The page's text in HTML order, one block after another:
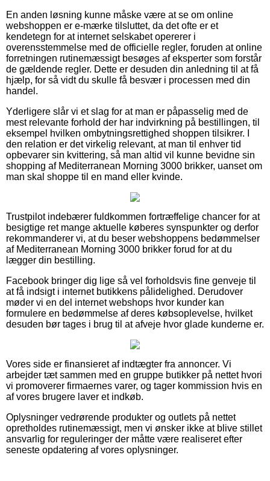
En anden løsning kunne måske være at se om online
webshoppen er e-mærke tilsluttet, da det ofte er et
kendetegn for at internet selskabet opererer i
overensstemmelse med de officielle regler, foruden at online
forretningen rutinemæssigt besøges af eksperter som forstår
de gældende regler. Dette er desuden din anledning til at få
hjælp, for så vidt du skulle få besvær i processen med din
handel.
Yderligere slår vi et slag for at man er påpasselig med de
mest relevante forhold der har indvirkning på bestillingen, til
eksempel hvilken ombytningsrettighed shoppen tilsikrer. I
den relation er det virkelig relevant, at man til enhver tid
opbevarer sin kvittering, så man altid vil kunne bevidne sin
shopping af Mediterranean Morning 3000 brikker, uanset om
man skal shoppe til en mand eller kvinde.
Trustpilot indebærer fuldkommen fortræffelige chancer for at
besigtige ret mange aktuelle køberes synspunkter og derfor
rekommanderer vi, at du beser webshoppens bedømmelser
af Mediterranean Morning 3000 brikker forud for at du
lægger din bestilling.
Facebook bringer dig lige så vel forholdsvis fine genveje til
at få indsigt i internet butikkens pålidelighed. Derudover
møder vi en del internet webshops hvor kunder kan
formulere en bedømmelse af deres købsoplevelse, hvilket
desuden bør tages i brug til at afveje hvor glade kunderne er.
Vores side er finansieret af indtægter fra annoncer. Vi
arbejder tæt sammen med en gruppe butikker på nettet hvori
vi promoverer firmaernes varer, og tager kommission hvis en
af vores brugere laver et indkøb.
Oplysninger vedrørende produkter og outlets på nettet
opretholdes rutinemæssigt, men vi ønsker ikke at blive stillet
ansvarlig for reguleringer der måtte være realiseret efter
seneste opdatering af vores oplysninger.